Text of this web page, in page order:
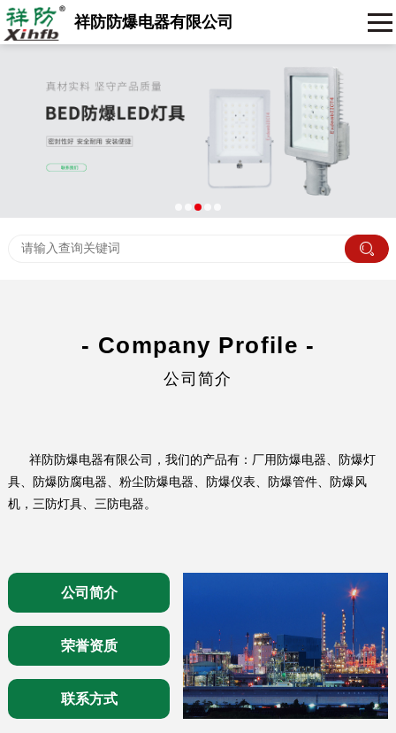
祥防防爆电器有限公司
- Company Profile -
公司简介
祥防防爆电器有限公司，我们的产品有：厂用防爆电器、防爆灯
具、防爆防腐电器、粉尘防爆电器、防爆仪表、防爆管件、防爆风
机，三防灯具、三防电器。
公司简介
荣誉资质
联系方式